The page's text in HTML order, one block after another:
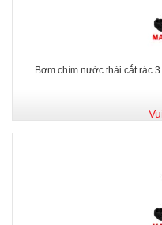
Bơm chìm nước thải cắt rác